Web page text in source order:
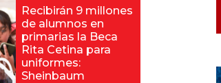
Recibirán 9 millones
de alumnos en
primarias la Beca
Rita Cetina para
uniformes:
Sheinbaum